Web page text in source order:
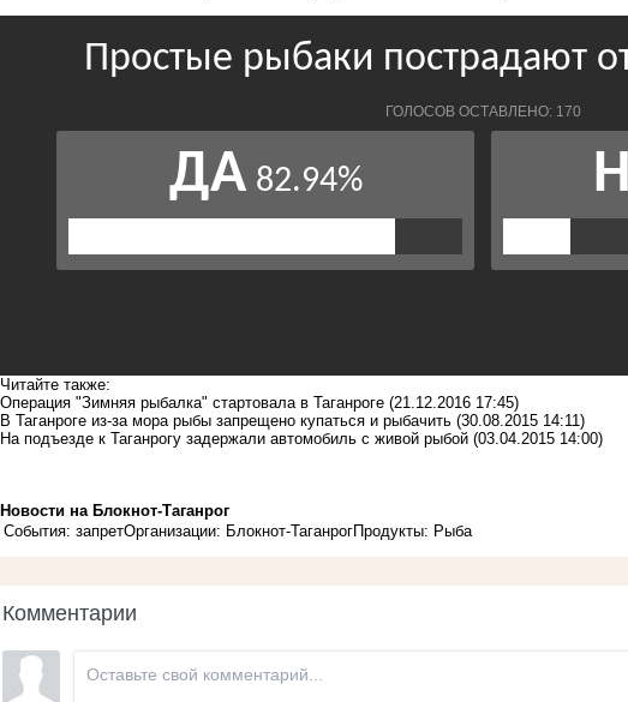
Читайте также:
Операция "Зимняя рыбалка" стартовала в Таганроге (21.12.2016 17:45)
В Таганроге из-за мора рыбы запрещено купаться и рыбачить (30.08.2015 14:11)
На подъезде к Таганрогу задержали автомобиль с живой рыбой (03.04.2015 14:00)
Новости на Блoкнoт-Таганрог
События: запретОрганизации: Блокнот-ТаганрогПродукты: Рыба
Комментарии